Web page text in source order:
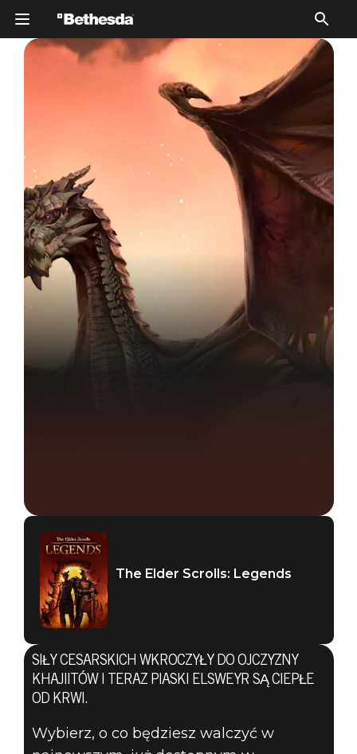
The Elder Scrolls: Legends
27 czerwca 2019
The Elder Scrolls: Legends
SIŁY CESARSKICH WKROCZYŁY DO OJCZYZNY
KHAJIITÓW I TERAZ PIASKI ELSWEYR SĄ CIEPŁE
OD KRWI.
Wybierz, o co będziesz walczyć w